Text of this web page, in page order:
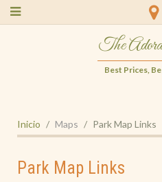
The
Best Prices,
Inicio Maps Park Map Links
Park Map Links